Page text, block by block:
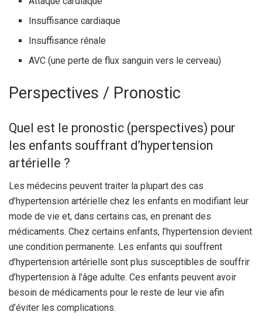
Insuffisance cardiaque
Insuffisance rénale
AVC (une perte de flux sanguin vers le cerveau)
Perspectives / Pronostic
Quel est le pronostic (perspectives) pour
les enfants souffrant d’hypertension
artérielle ?
Les médecins peuvent traiter la plupart des cas
d’hypertension artérielle chez les enfants en modifiant leur
mode de vie et, dans certains cas, en prenant des
médicaments. Chez certains enfants, l’hypertension devient
une condition permanente. Les enfants qui souffrent
d’hypertension artérielle sont plus susceptibles de souffrir
d’hypertension à l’âge adulte. Ces enfants peuvent avoir
besoin de médicaments pour le reste de leur vie afin
d’éviter les complications.